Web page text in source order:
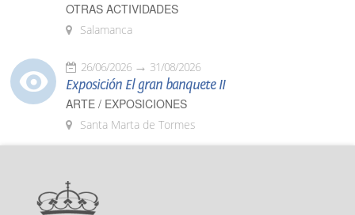
OTRAS ACTIVIDADES
Salamanca
26/06/2026 31/08/2026
Exposición El gran banquete II
ARTE / EXPOSICIONES
Santa Marta de Tormes